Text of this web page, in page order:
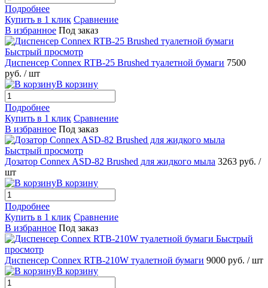
Подробнее
Купить в 1 клик Сравнение
В избранное Под заказ
Быстрый просмотр
Диспенсер Connex RTB-25 Brushed туалетной бумаги 7500
руб. / шт
В корзину
Подробнее
Купить в 1 клик Сравнение
В избранное Под заказ
Быстрый просмотр
Дозатор Connex ASD-82 Brushed для жидкого мыла 3263 руб. /
шт
В корзину
Подробнее
Купить в 1 клик Сравнение
В избранное Под заказ
Быстрый
просмотр
Диспенсер Connex RTB-210W туалетной бумаги 9000 руб. / шт
В корзину